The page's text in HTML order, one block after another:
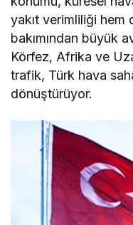
yakıt verimliliği
bakımından büyük
Körfez, Afrika ve
trafik, Türk hava
dönüştürüyor.